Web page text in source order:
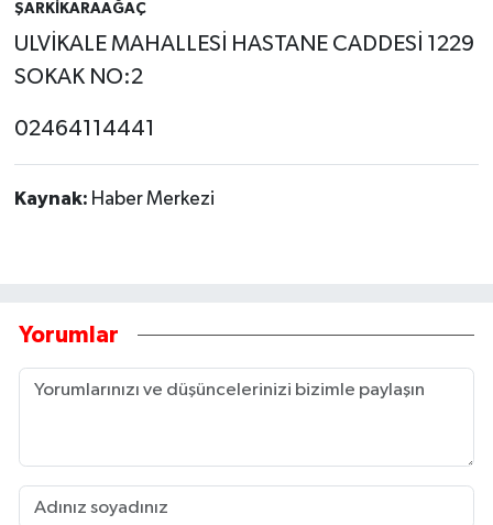
ŞARKİKARAAĞAÇ
ULVİKALE MAHALLESİ HASTANE CADDESİ 1229
SOKAK NO:2
02464114441
Kaynak: Haber Merkezi
Yorumlar